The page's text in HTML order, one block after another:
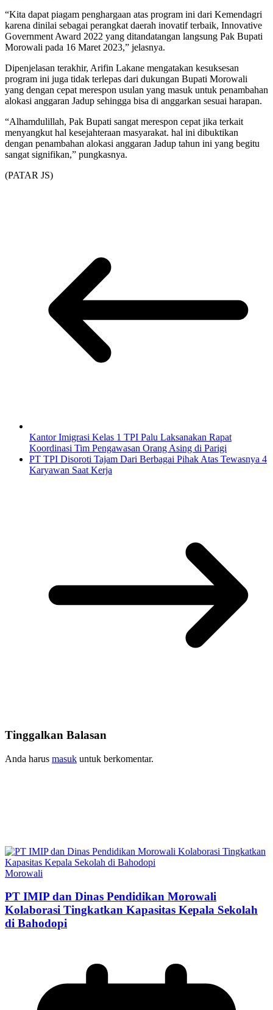
“Kita dapat piagam penghargaan atas program ini dari Kemendagri
karena dinilai sebagai perangkat daerah inovatif terbaik, Innovative
Government Award 2022 yang ditandatangan langsung Pak Bupati
Morowali pada 16 Maret 2023,” jelasnya.
Dipenjelasan terakhir, Arifin Lakane mengatakan kesuksesan
program ini juga tidak terlepas dari dukungan Bupati Morowali
yang dengan cepat merespon usulan yang masuk untuk penambahan
alokasi anggaran Jadup sehingga bisa di anggarkan sesuai harapan.
“Alhamdulillah, Pak Bupati sangat merespon cepat jika terkait
menyangkut hal kesejahteraan masyarakat. hal ini dibuktikan
dengan penambahan alokasi anggaran Jadup tahun ini yang begitu
sangat signifikan,” pungkasnya.
(PATAR JS)
Kantor Imigrasi Kelas 1 TPI Palu Laksanakan Rapat
Koordinasi Tim Pengawasan Orang Asing di Parigi
PT TPI Disoroti Tajam Dari Berbagai Pihak Atas Tewasnya 4
Karyawan Saat Kerja
Tinggalkan Balasan
Anda harus masuk untuk berkomentar.
Morowali
PT IMIP dan Dinas Pendidikan Morowali
Kolaborasi Tingkatkan Kapasitas Kepala Sekolah
di Bahodopi